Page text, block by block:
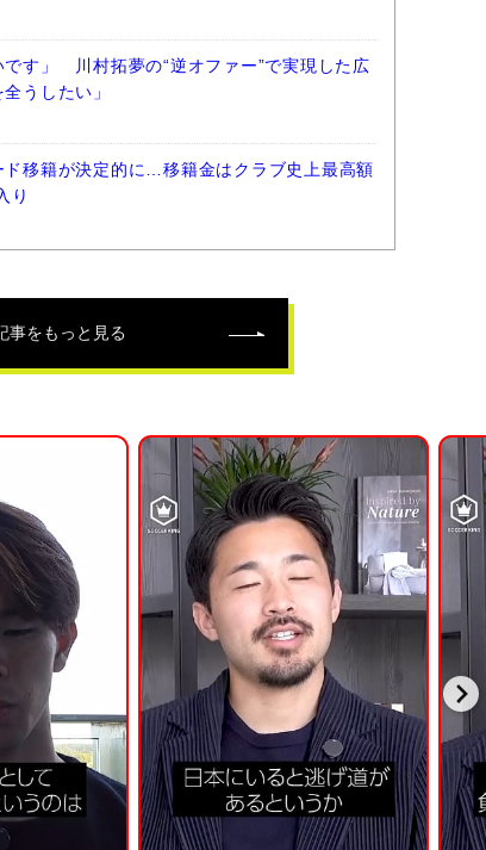
です」 川村拓夢の“逆オファー”で実現した広
うしたい」
移籍が決定的に…移籍金はクラブ史上最高額
り
事をもっと見る